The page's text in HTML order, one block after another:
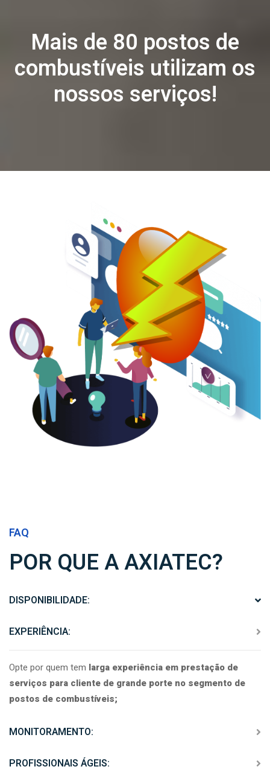
Mais de 80 postos de
combustíveis utilizam os
nossos serviços!
FAQ
POR QUE A AXIATEC?
DISPONIBILIDADE:
EXPERIÊNCIA:
Opte por quem tem larga experiência em prestação de
serviços para cliente de grande porte no segmento de
postos de combustíveis;
MONITORAMENTO:
PROFISSIONAIS ÁGEIS: